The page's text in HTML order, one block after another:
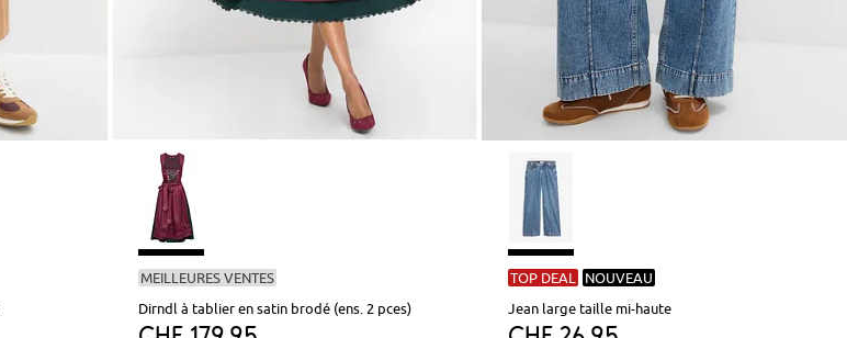
MEILLEURES VENTES
Dirndl à tablier en satin brodé (ens. 2 pces)
TOP DEAL
NOUVEAU
Jean large taille mi-haute